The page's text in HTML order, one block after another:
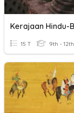
15 T 9th - 12th